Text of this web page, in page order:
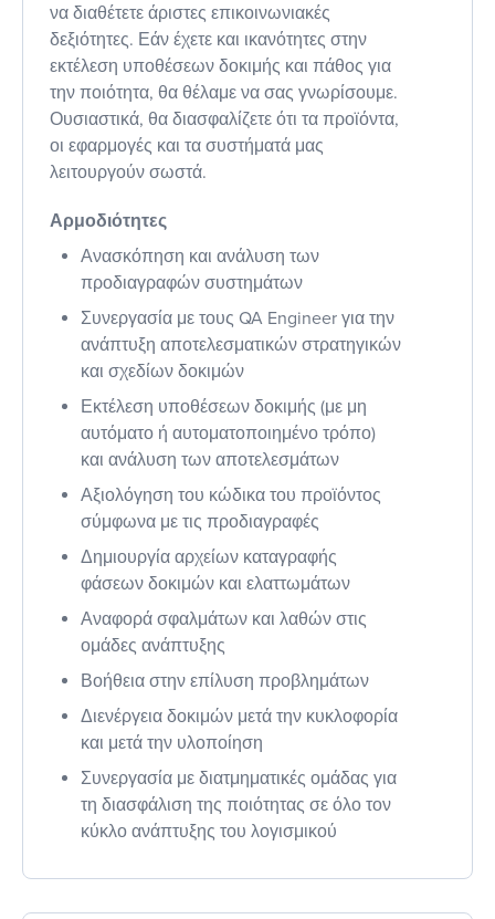
να διαθέτετε άριστες επικοινωνιακές
δεξιότητες. Εάν έχετε και ικανότητες στην
εκτέλεση υποθέσεων δοκιμής και πάθος για
την ποιότητα, θα θέλαμε να σας γνωρίσουμε.
Ουσιαστικά, θα διασφαλίζετε ότι τα προϊόντα,
οι εφαρμογές και τα συστήματά μας
λειτουργούν σωστά.
Αρμοδιότητες
Ανασκόπηση και ανάλυση των
προδιαγραφών συστημάτων
Συνεργασία με τους QA Engineer για την
ανάπτυξη αποτελεσματικών στρατηγικών
και σχεδίων δοκιμών
Εκτέλεση υποθέσεων δοκιμής (με μη
αυτόματο ή αυτοματοποιημένο τρόπο)
και ανάλυση των αποτελεσμάτων
Αξιολόγηση του κώδικα του προϊόντος
σύμφωνα με τις προδιαγραφές
Δημιουργία αρχείων καταγραφής
φάσεων δοκιμών και ελαττωμάτων
Αναφορά σφαλμάτων και λαθών στις
ομάδες ανάπτυξης
Βοήθεια στην επίλυση προβλημάτων
Διενέργεια δοκιμών μετά την κυκλοφορία
και μετά την υλοποίηση
Συνεργασία με διατμηματικές ομάδας για
τη διασφάλιση της ποιότητας σε όλο τον
κύκλο ανάπτυξης του λογισμικού